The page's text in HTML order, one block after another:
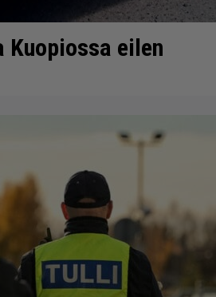
eilen